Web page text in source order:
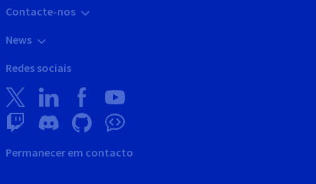
Contacte-nos
News
Redes sociais
Permanecer em contacto